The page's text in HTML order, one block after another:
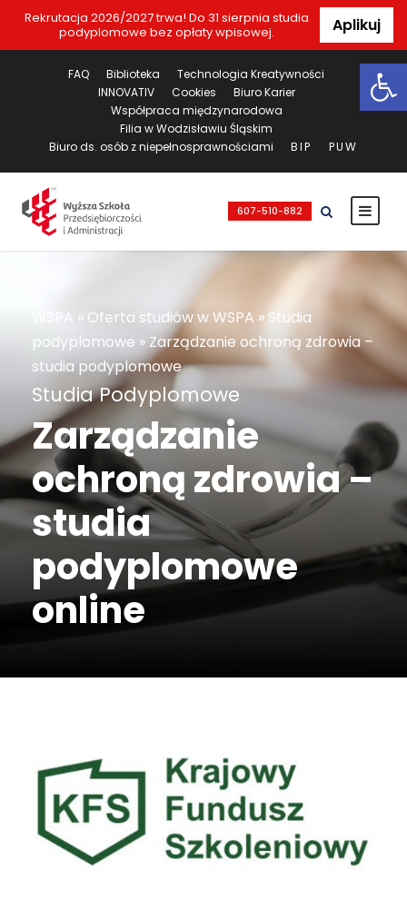
Rekrutacja 2026/2027 trwa! Do 31 sierpnia studia
podyplomowe bez opłaty wpisowej.
Aplikuj
FAQ Biblioteka
Technologia Kreatywności
INNOVATIV
Cookies
Biuro Karier
Współpraca międzynarodowa
Filia w Wodzisławiu Śląskim
Biuro ds. osób z niepełnosprawnościami
BIP PUW
607-510-882
WSPA » Oferta studiów w WSPA »Studia
podyplomowe »Zarządzanie ochroną zdrowia –
studia podyplomowe
Studia Podyplomowe
Zarządzanie
ochroną zdrowia –
studia
podyplomowe
online